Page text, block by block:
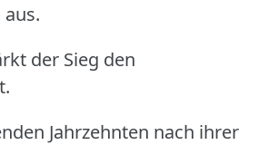
aus.
der Sieg den
Jahrzehnten nach ihrer